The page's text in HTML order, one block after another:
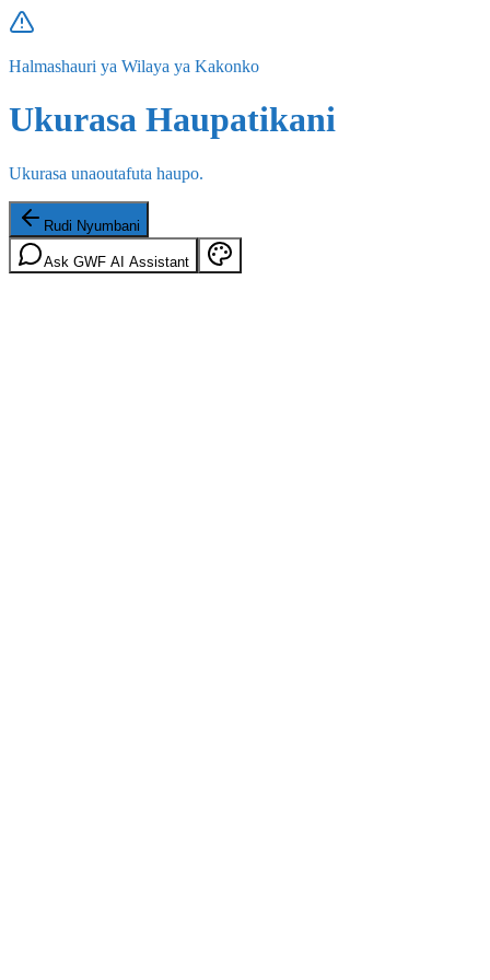
Halmashauri ya Wilaya ya Kakonko
Ukurasa Haupatikani
Ukurasa unaoutafuta haupo.
Rudi Nyumbani
Ask GWF AI Assistant